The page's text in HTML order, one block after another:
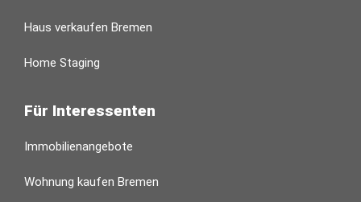
Haus verkaufen Bremen
Home Staging
Für Interessenten
Immobilienangebote
Wohnung kaufen Bremen